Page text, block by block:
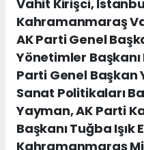
Vahit Kirişci,
Kahramanmaraş
AK Parti Genel
Yönetimler
Parti Genel Başkan
Sanat Politikaları
Yayman, AK Parti
Başkanı Tuğba Işık
Kahramanmaraş